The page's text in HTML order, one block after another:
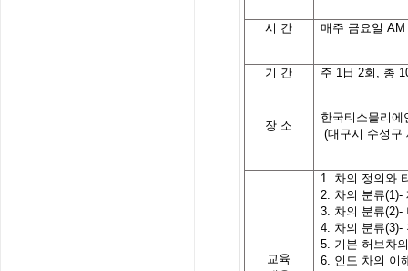
시 간 매주 금요일 AM
기 간 주 1日 2회 , 총
장 소
한국티소믈리에
(대구시 수성구
교육
1. 차의 정의와
2. 차의 분류(1)-
3. 차의 분류(2)-
4. 차의 분류(3)-
5. 기본 허브차의
6. 인도 차의 이